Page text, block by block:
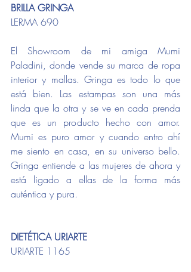
BRILLA GRINGA
LERMA 690
El Showroom de mi amiga Mumi
Paladini, donde vende su marca de ropa
interior y mallas. Gringa es todo lo que
está bien. Las estampas son una más
linda que la otra y se ve en cada prenda
que es un producto hecho con amor.
Mumi es puro amor y cuando entro ahí
me siento en casa, en su universo bello.
Gringa entiende a las mujeres de ahora y
está ligado a ellas de la forma más
auténtica y pura.
DIETÉTICA URIARTE
URIARTE 1165